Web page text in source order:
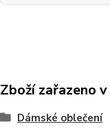
Zboží zařazeno
Dámské oblečení